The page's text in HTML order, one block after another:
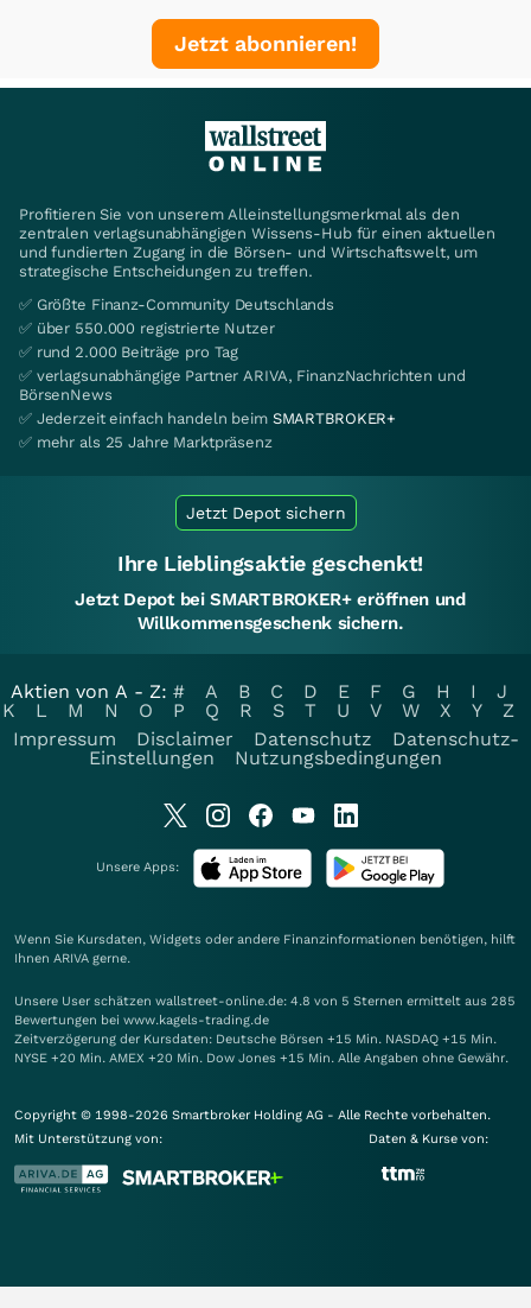
Jetzt abonnieren!
Profitieren Sie von unserem Alleinstellungsmerkmal als den
zentralen verlagsunabhängigen Wissens-Hub für einen aktuellen
und fundierten Zugang in die Börsen- und Wirtschaftswelt, um
strategische Entscheidungen zu treffen.
✅ Größte Finanz-Community Deutschlands
✅ über 550.000 registrierte Nutzer
✅ rund 2.000 Beiträge pro Tag
✅ verlagsunabhängige Partner ARIVA, FinanzNachrichten und
BörsenNews
✅ Jederzeit einfach handeln beim SMARTBROKER+
✅ mehr als 25 Jahre Marktpräsenz
Jetzt Depot sichern
Ihre Lieblingsaktie geschenkt!
Jetzt Depot bei SMARTBROKER+ eröffnen und
Willkommensgeschenk sichern.
Aktien von A - Z: # A B C D E F G H I
J
K
L M N O P Q R S T U V W X Y
Z
Impressum
Disclaimer Datenschutz
Datenschutz-
Einstellungen
Nutzungsbedingungen
Unsere Apps:
Wenn Sie Kursdaten, Widgets oder andere Finanzinformationen benötigen, hilft
Ihnen ARIVA gerne.
Unsere User schätzen wallstreet-online.de: 4.8 von 5 Sternen ermittelt aus 285
Bewertungen bei www.kagels-trading.de
Zeitverzögerung der Kursdaten: Deutsche Börsen +15 Min. NASDAQ +15 Min.
NYSE +20 Min. AMEX +20 Min. Dow Jones +15 Min. Alle Angaben ohne Gewähr.
Copyright © 1998-2026 Smartbroker Holding AG - Alle Rechte vorbehalten.
Mit Unterstützung von:
Daten & Kurse von: